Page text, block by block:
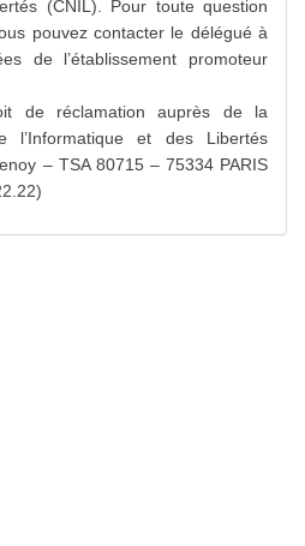
(CNIL). Pour toute question
pouvez contacter le délégué à
de l’établissement promoteur
de réclamation auprès de la
l’Informatique et des Libertés
– TSA 80715 – 75334 PARIS